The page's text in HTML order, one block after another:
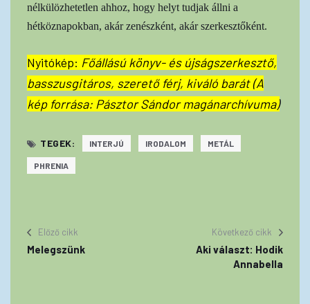
nélkülözhetetlen ahhoz, hogy helyt tudjak állni a
hétköznapokban, akár zenészként, akár szerkesztőként.
Nyitókép: Főállású könyv- és újságszerkesztő,
basszusgitáros, szerető férj, kiváló barát (A
kép forrása: Pásztor Sándor magánarchívuma)
TEGEK: INTERJÚ IRODALOM METÁL
PHRENIA
Előző cikk
Melegszünk
Következő cikk
Aki választ: Hodik
Annabella